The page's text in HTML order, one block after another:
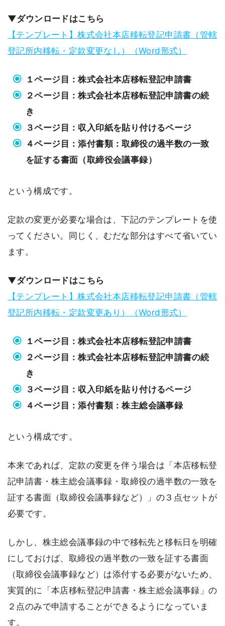
▼ダウンロードはこちら
【テンプレート】株式会社本店移転登記申請書（管轄
登記所内移転・定款変更なし）（Word形式）
１ページ目：株式会社本店移転登記申請書
２ページ目：株式会社本店移転登記申請書の続
き
３ページ目：収入印紙を貼り付けるページ
４ページ目：添付書類：取締役の過半数の一致
を証する書面（取締役会議事録）
という構成です。
定款の変更が必要な場合は、下記のテンプレートを使
ってください。同じく、むだな部分はすべて省いてい
ます。
▼ダウンロードはこちら
【テンプレート】株式会社本店移転登記申請書（管轄
登記所内移転・定款変更あり）（Word形式）
１ページ目：株式会社本店移転登記申請書
２ページ目：株式会社本店移転登記申請書の続
き
３ページ目：収入印紙を貼り付けるページ
４ページ目：添付書類：株主総会議事録
という構成です。
本来であれば、定款の変更を伴う場合は「本店移転登
記申請書・株主総会議事録・取締役の過半数の一致を
証する書面（取締役会議事録など）」の３点セットが
必要です。
しかし、株主総会議事録の中で移転先と移転日を明確
にしておけば、取締役の過半数の一致を証する書面
（取締役会議事録など）は添付する必要がないため、
実質的に「本店移転登記申請書・株主総会議事録」の
２点のみで申請することができるようになっていま
す。